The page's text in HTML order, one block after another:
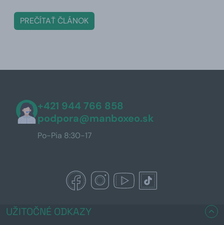
PREČÍTAŤ ČLÁNOK
+421 944 766 858
podpora@manboxeo.sk
Po-Pia 8:30-17
UŽITOČNÉ ODKAZY